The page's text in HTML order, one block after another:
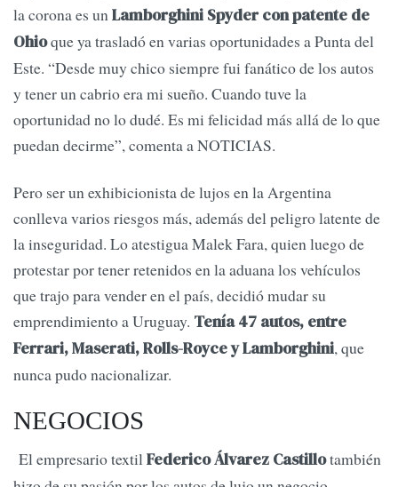
la corona es unLamborghini Spyder con patente de
Ohioque ya trasladó en varias oportunidades a Punta del
Este. “Desde muy chico siempre fui fanático de los autos
y tener un cabrio era mi sueño. Cuando tuve la
oportunidad no lo dudé. Es mi felicidad más allá de lo que
puedan decirme”, comenta a NOTICIAS.
Pero ser un exhibicionista de lujos en la Argentina
conlleva varios riesgos más, además del peligro latente de
la inseguridad. Lo atestigua Malek Fara, quien luego de
protestar por tener retenidos en la aduana los vehículos
que trajo para vender en el país, decidió mudar su
emprendimiento a Uruguay. Tenía 47 autos, entre
Ferrari, Maserati, Rolls-Royce y Lamborghini, que
nunca pudo nacionalizar.
NEGOCIOS
El empresario textilFederico Álvarez Castillotambién